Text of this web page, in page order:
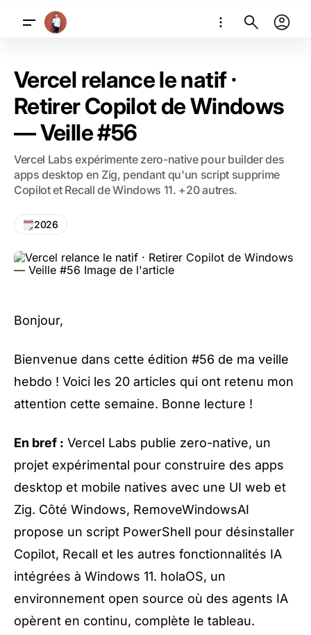
Vercel relance le natif ·
Retirer Copilot de Windows
— Veille #56
Vercel Labs expérimente zero-native pour builder des
apps desktop en Zig, pendant qu'un script supprime
Copilot et Recall de Windows 11. +20 autres.
2026
Bonjour,
Bienvenue dans cette édition #56 de ma veille
hebdo ! Voici les 20 articles qui ont retenu mon
attention cette semaine. Bonne lecture !
En bref : Vercel Labs publie zero-native, un
projet expérimental pour construire des apps
desktop et mobile natives avec une UI web et
Zig. Côté Windows, RemoveWindowsAI
propose un script PowerShell pour désinstaller
Copilot, Recall et les autres fonctionnalités IA
intégrées à Windows 11. holaOS, un
environnement open source où des agents IA
opèrent en continu, complète le tableau.